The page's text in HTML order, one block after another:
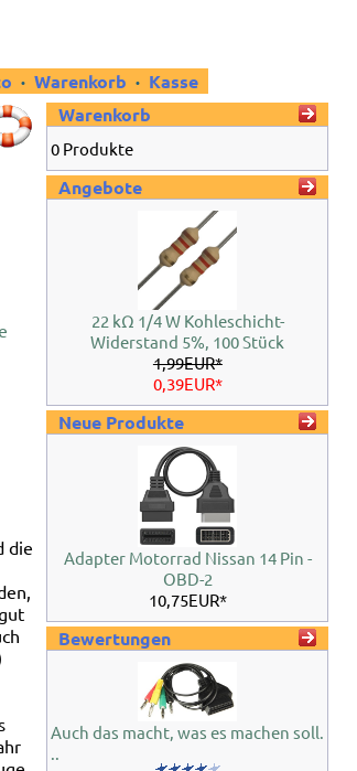
·Warenkorb · Kasse
die
Warenkorb
0 Produkte
Angebote
22 kΩ 1/4 W Kohleschicht-
Widerstand 5%, 100 Stück
1,99EUR*
0,39EUR*
Neue Produkte
Adapter Motorrad Nissan 14 Pin -
OBD-2
10,75EUR*
Bewertungen
Auch das macht, was es machen soll.
..